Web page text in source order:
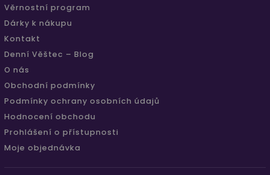
Věrnostní program
Dárky k nákupu
Kontakt
Denní Věštec – Blog
O nás
Obchodní podmínky
Podmínky ochrany osobních údajů
Hodnocení obchodu
Prohlášení o přístupnosti
Moje objednávka